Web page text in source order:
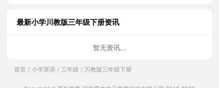
小宝552731
正在学习
川教版六年级下册Sight Words课文朗读
小宝731538
正在学习
最新小学川教版三年级下册资讯
暂无资讯...
首页 / 小学英语 / 三年级 / 川教版三年级下册